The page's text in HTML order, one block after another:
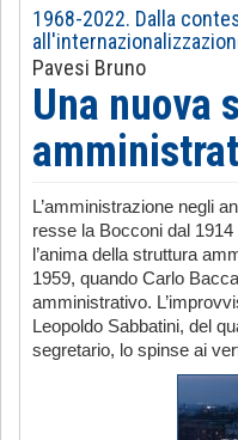
-1968-2022. Dalla
Pavesi Bruno
Una nuova
L’amministrazione negli
resse la Bocconi dal
l’anima della struttura
1959, quando Carlo
amministrativo.
Leopoldo Sabbatini, del
segretario, lo spinse ai